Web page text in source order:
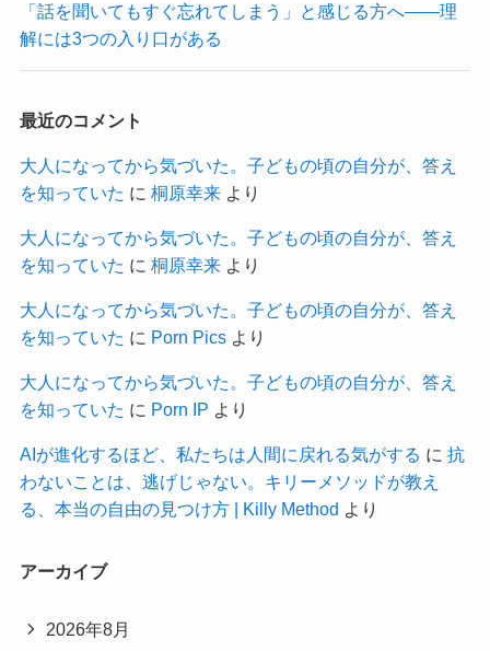
「話を聞いてもすぐ忘れてしまう」と感じる方へ——理
解には3つの入り口がある
最近のコメント
大人になってから気づいた。子どもの頃の自分が、答え
を知っていた に 桐原幸来より
大人になってから気づいた。子どもの頃の自分が、答え
を知っていた に 桐原幸来より
大人になってから気づいた。子どもの頃の自分が、答え
を知っていた に Porn Picsより
大人になってから気づいた。子どもの頃の自分が、答え
を知っていた に Porn IP より
AIが進化するほど、私たちは人間に戻れる気がする に 抗
わないことは、逃げじゃない。キリーメソッドが教え
る、本当の自由の見つけ方 | Killy Method より
アーカイブ
2026年8月